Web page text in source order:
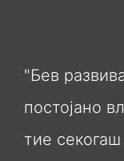
"Бев
постојано
тие